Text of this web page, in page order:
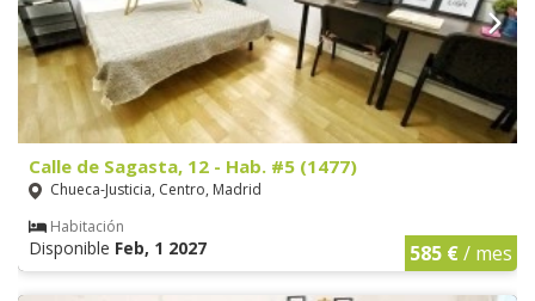
Calle de Sagasta, 12 - Hab. #5 (1477)
Chueca-Justicia, Centro, Madrid
Habitación
Disponible Feb, 1 2027 585 €/ mes